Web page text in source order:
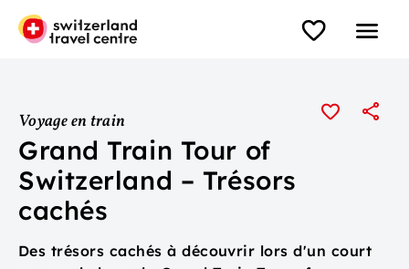
Voyage en train
Grand Train Tour of
Switzerland – Trésors
cachés
Des trésors cachés à découvrir lors d'un court